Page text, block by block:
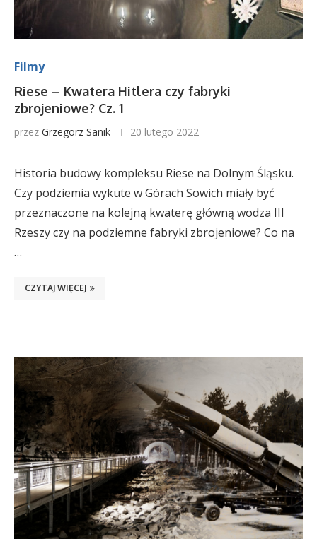
Filmy
Riese – Kwatera Hitlera czy fabryki
zbrojeniowe? Cz. 1
przez Grzegorz Sanik 20 lutego 2022
Historia budowy kompleksu Riese na Dolnym Śląsku.
Czy podziemia wykute w Górach Sowich miały być
przeznaczone na kolejną kwaterę główną wodza III
Rzeszy czy na podziemne fabryki zbrojeniowe? Co na
…
CZYTAJ WIĘCEJ